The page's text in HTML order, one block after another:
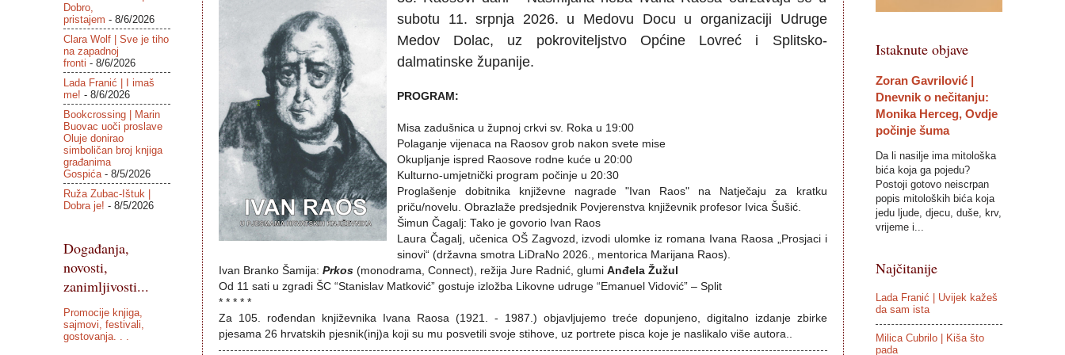
subotu 11. srpnja 2026. u Medovu Docu u organizaciji Udruge
Medov Dolac, uz pokroviteljstvo Općine Lovreć i Splitsko-
dalmatinske županije.
PROGRAM:
Misa zadušnica u župnoj crkvi sv. Roka u 19:00
Polaganje vijenaca na Raosov grob nakon svete mise
Okupljanje ispred Raosove rodne kuće u 20:00
Kulturno-umjetnički program počinje u 20:30
Proglašenje dobitnika književne nagrade "Ivan Raos" na Natječaju za kratku
priču/novelu. Obrazlaže predsjednik Povjerenstva književnik profesor Ivica Šušić.
Šimun Čagalj: Tako je govorio Ivan Raos
Laura Čagalj, učenica OŠ Zagvozd, izvodi ulomke iz romana Ivana Raosa „Prosjaci i
sinovi“ (državna smotra LiDraNo 2026., mentorica Marijana Raos).
Ivan Branko Šamija: Prkos(monodrama, Connect), režija Jure Radnić, glumi Anđela Žužul
Od 11 sati u zgradi ŠC “Stanislav Matković” gostuje izložba Likovne udruge “Emanuel Vidović” – Split
* * * * *
Za 105. rođendan književnika Ivana Raosa (1921. - 1987.) objavljujemo treće dopunjeno, digitalno izdanje zbirke
pjesama 26 hrvatskih pjesnik(inj)a koji su mu posvetili svoje stihove, uz portrete pisca koje je naslikalo više autora..
Dobro,
pristajem - 8/6/2026
Clara Wolf | Sve je tiho
na zapadnoj
fronti - 8/6/2026
Lada Franić | I imaš
me! - 8/6/2026
Bookcrossing | Marin
Buovac uoči proslave
Oluje donirao
simboličan broj knjiga
građanima
Gospića- 8/5/2026
Ruža Zubac-Ištuk |
Dobra je! - 8/5/2026
Događanja,
novosti,
zanimljivosti...
Promocije knjiga,
sajmovi, festivali,
gostovanja. . .
Istaknute objave
Zoran Gavrilović |
Dnevnik o nečitanju:
Monika Herceg, Ovdje
počinje šuma
Da li nasilje ima mitološka
bića koja ga pojedu?
Postoji gotovo neiscrpan
popis mitoloških bića koja
jedu ljude, djecu, duše, krv,
vrijeme i...
Najčitanije
Lada Franić | Uvijek kažeš
da sam ista
Milica Cubrilo | Kiša što
pada